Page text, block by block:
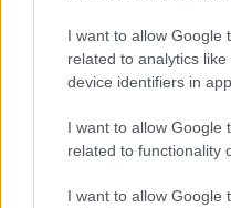
I want to allow Google
related to analytics
device identifiers in
I want to allow Google
related to functionality
I want to allow Google
Calangianus,
accoglienza
Olbia, divieto
esplode la